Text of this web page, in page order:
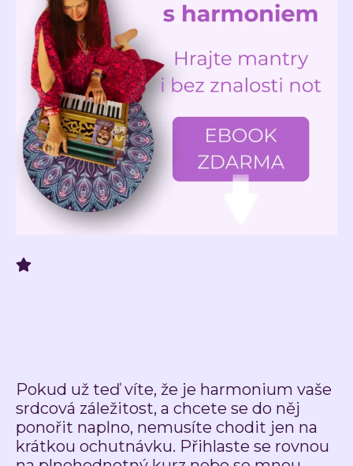
Pokud už teď víte, že je harmonium vaše
srdcová záležitost, a chcete se do něj
ponořit naplno, nemusíte chodit jen na
krátkou ochutnávku. Přihlaste se rovnou